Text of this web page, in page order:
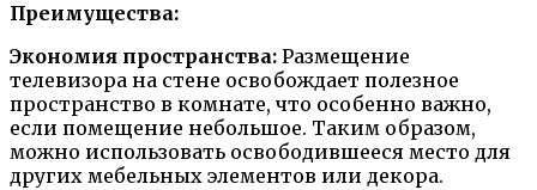
Преимущества:
Экономия пространства: Размещение
телевизора на стене освобождает полезное
пространство в комнате, что особенно важно,
если помещение небольшое. Таким образом,
можно использовать освободившееся место для
других мебельных элементов или декора.